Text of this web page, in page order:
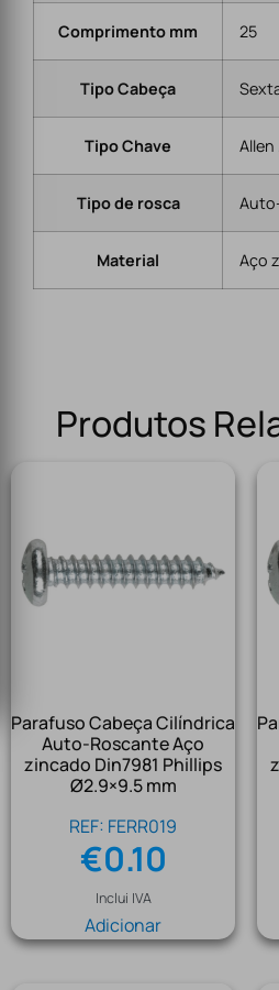
Comprimento mm 25
Tipo Cabeça
Tipo Chave
Tipo de rosca
Material Aço
Produtos
Parafuso Cabeça Cilíndrica
Auto-Roscante Aço
zincado Din7981 Phillips
Ø2.9×9.5 mm
REF: FERR019
€0.10
Inclui IVA
Adicionar